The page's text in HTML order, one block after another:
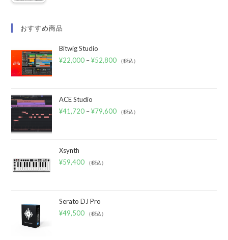
おすすめ商品
Bitwig Studio
¥22,000 –¥52,800 （税込）
ACE Studio
¥41,720 –¥79,600 （税込）
Xsynth
¥59,400 （税込）
Serato DJ Pro
¥49,500 （税込）